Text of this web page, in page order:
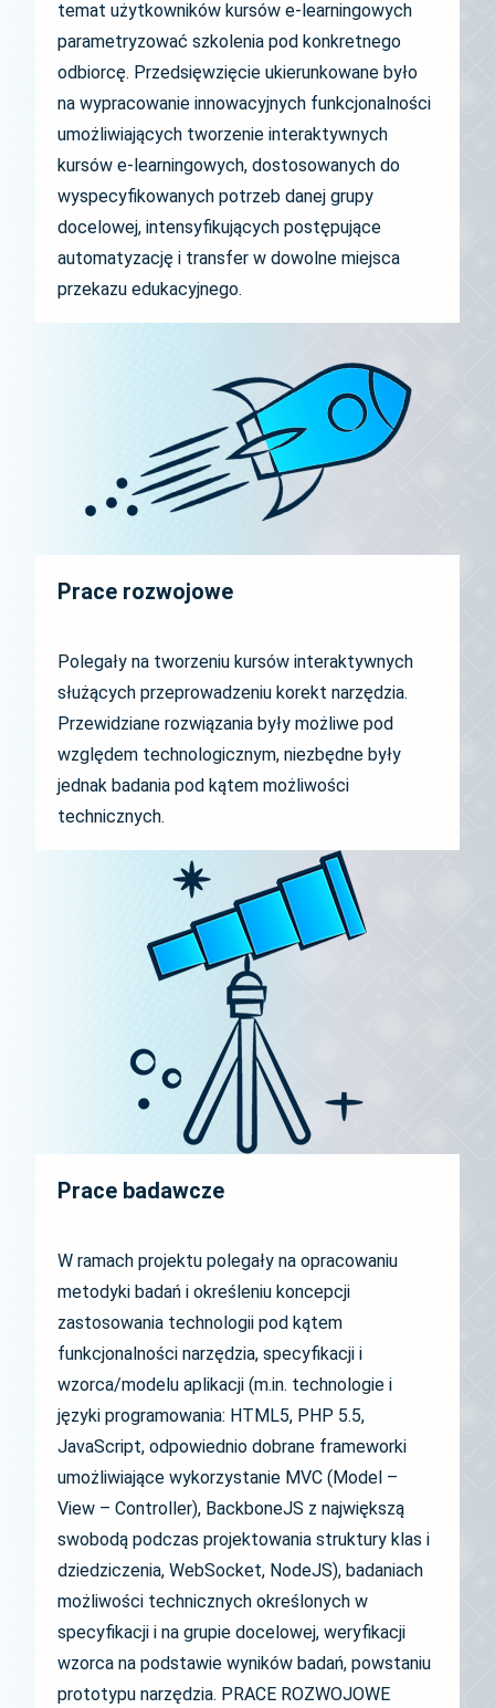
temat użytkowników kursów e-learningowych
parametryzować szkolenia pod konkretnego
odbiorcę. Przedsięwzięcie ukierunkowane było
na wypracowanie innowacyjnych funkcjonalności
umożliwiających tworzenie interaktywnych
kursów e-learningowych, dostosowanych do
wyspecyfikowanych potrzeb danej grupy
docelowej, intensyfikujących postępujące
automatyzację i transfer w dowolne miejsca
przekazu edukacyjnego.
Prace rozwojowe
Polegały na tworzeniu kursów interaktywnych
służących przeprowadzeniu korekt narzędzia.
Przewidziane rozwiązania były możliwe pod
względem technologicznym, niezbędne były
jednak badania pod kątem możliwości
technicznych.
Prace badawcze
W ramach projektu polegały na opracowaniu
metodyki badań i określeniu koncepcji
zastosowania technologii pod kątem
funkcjonalności narzędzia, specyfikacji i
wzorca/modelu aplikacji (m.in. technologie i
języki programowania: HTML5, PHP 5.5,
JavaScript, odpowiednio dobrane frameworki
umożliwiające wykorzystanie MVC (Model –
View – Controller), BackboneJS z największą
swobodą podczas projektowania struktury klas i
dziedziczenia, WebSocket, NodeJS), badaniach
możliwości technicznych określonych w
specyfikacji i na grupie docelowej, weryfikacji
wzorca na podstawie wyników badań, powstaniu
prototypu narzędzia. PRACE ROZWOJOWE